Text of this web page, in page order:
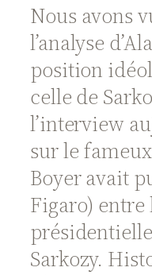
Nous avons
l’analyse
position
celle de
l’interview
sur le
Boyer avait
Figaro) entre
Sarkozy.